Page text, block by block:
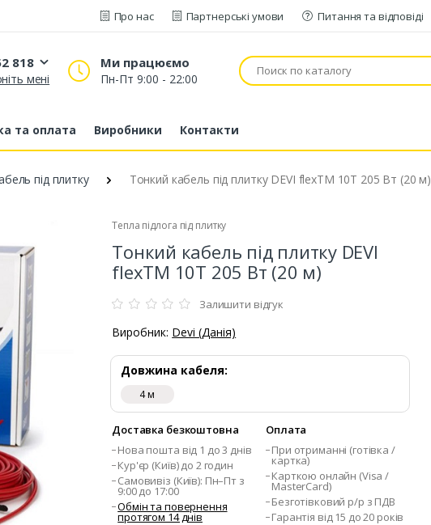
Про нас Партнерські умови Питання та відповіді
818
52 818
63 881
мені
Ми працюємо
Пн-Пт 9:00 - 22:00
та оплата Виробники Контакти
під плитку Тонкий кабель під плитку DEVI flexTM 10T 205 Вт (20 м)
Тепла підлога під плитку
Тонкий кабель під плитку DEVI
flexTM 10T 205 Вт (20 м)
Залишити відгук
Виробник: Devi (Данія)
Довжина кабеля:
4 м
Доставка безкоштовна
Нова пошта від 1 до 3 днів
Кур'єр (Київ) до 2 годин
Самовивіз (Київ): Пн–Пт з
9:00 до 17:00
Обмін та повернення
протягом 14 днів
Оплата
При отриманні (готівка /
картка)
Карткою онлайн (Visa /
MasterCard)
Безготівковий р/р з ПДВ
Гарантія від 15 до 20 років